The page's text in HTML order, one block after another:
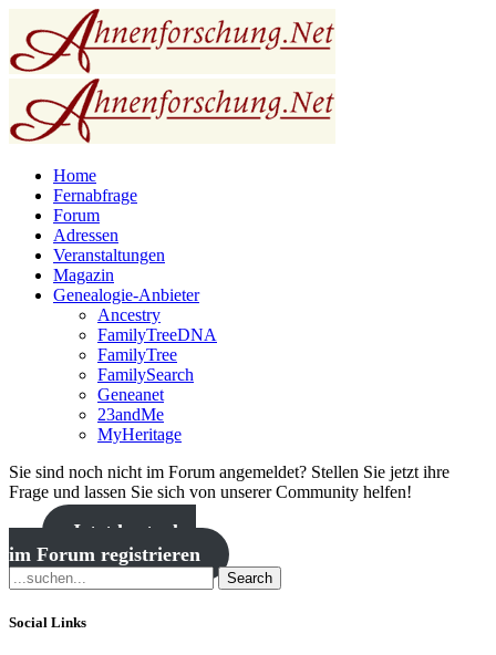
Home
Fernabfrage
Forum
Adressen
Veranstaltungen
Magazin
Genealogie-Anbieter
Ancestry
FamilyTreeDNA
FamilyTree
FamilySearch
Geneanet
23andMe
MyHeritage
Sie sind noch nicht im Forum angemeldet? Stellen Sie jetzt ihre
Frage und lassen Sie sich von unserer Community helfen!
Jetzt kostenlos
im Forum registrieren
Search
Social Links